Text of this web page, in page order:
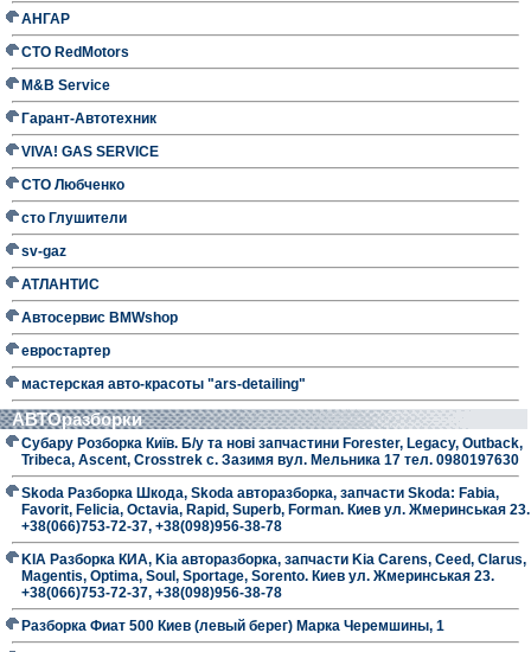
АНГАР
СТО RedMotors
M&B Service
Гарант-Автотехник
VIVA! GAS SERVICE
СТО Любченко
сто Глушители
sv-gaz
АТЛАНТИС
Автосервис BMWshop
евростартер
мастерская авто-красоты "ars-detailing"
АВТОразборки
Субару Розборка Київ. Б/у та нові запчастини Forester, Legacy, Outback,
Tribeca, Ascent, Crosstrek с. Зазимя вул. Мельника 17 тел. 0980197630
Skoda Разборка Шкода, Skoda авторазборка, запчасти Skoda: Fabia,
Favorit, Felicia, Octavia, Rapid, Superb, Forman. Киев ул. Жмеринськая 23.
+38(066)753-72-37, +38(098)956-38-78
KIA Разборка КИА, Kia авторазборка, запчасти Kia Carens, Ceed, Clarus,
Magentis, Optima, Soul, Sportage, Sorento. Киев ул. Жмеринськая 23.
+38(066)753-72-37, +38(098)956-38-78
Разборка Фиат 500 Киев (левый берег) Марка Черемшины, 1